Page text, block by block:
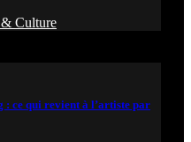
& Culture
: ce qui revient à l’artiste par